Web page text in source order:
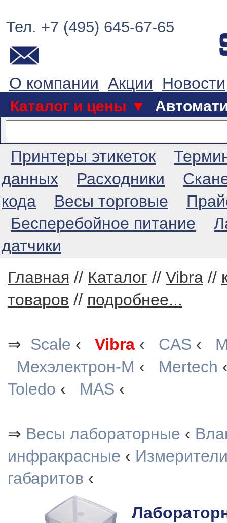
Тел. +7 (495) 645-67-65
О компании Акции Новости
Каталог и цены ▼
Принтеры этикеток
данных
Расходники
кода
Весы торговые
Бесперебойное питание
датчики
Главная // Каталог // Vibra //
товаров // подробнее...
⇒ Scale ‹ Vibra ‹ CAS ‹
Мехэлектрон-М ‹ Mertech
Toledo ‹ MAS ‹
⇒ Весы лабораторные ‹
инфракрасные ‹
габаритов ‹